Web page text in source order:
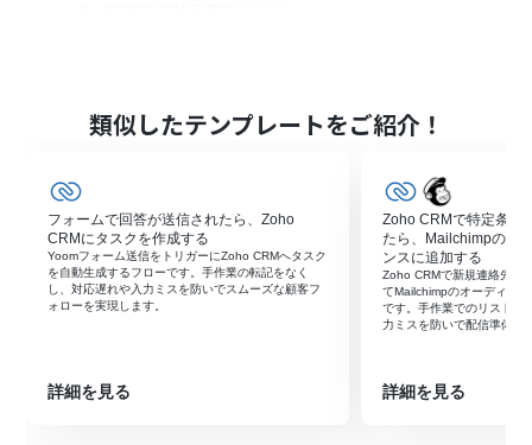
■フローボットの流れ
次に、トリガーでZoho CRMを選択し、「連絡先が作成さ
れたら（Webhook）」というアクションを設定します
続いて、オペレーションでZoho CRMの「連絡先情報を取
得」アクションを設定し、トリガーで反応した連絡先の詳
細情報を取得します
最後に、オペレーションでHubSpotの「コンタクトの作
成」アクションを設定し、取得した情報を基にコンタクト
※「トリガー」：フロー起動のきっかけとなるアクション、「オ
類似したテンプレートをご紹介！
フォームで回答が送信されたら、Zoho
CRMにタスクを作成する
Yoomフォーム送信をトリガーにZoho CRMへタスク
を自動生成するフローです。手作業の転記をなく
し、対応遅れや入力ミスを防いでスムーズな顧客フ
ォローを実現します。
詳細を見る
Zoho CRMで特定条件
たら、Mailchimpのコ
ンスに追加する
Zoho CRMで新規連絡先が
てMailchimpのオーディエ
です。手作業でのリスト転
力ミスを防いで配信準備を
詳細を見る